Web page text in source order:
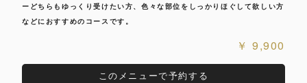
ーどちらもゆっくり受けたい方、色々な部位をしっかりほぐして欲しい方
などにおすすめのコースです。
9,900
このメニューで予約する